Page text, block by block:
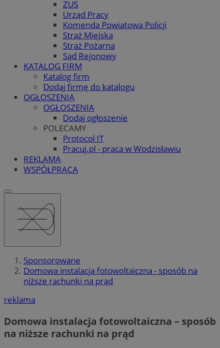
ZUS
Urząd Pracy
Komenda Powiatowa Policji
Straż Miejska
Straż Pożarna
Sąd Rejonowy
KATALOG FIRM
Katalog firm
Dodaj firmę do katalogu
OGŁOSZENIA
OGŁOSZENIA
Dodaj ogłoszenie
POLECAMY
Protocol IT
Pracuj.pl - praca w Wodzisławiu
REKLAMA
WSPÓŁPRACA
Sponsorowane
Domowa instalacja fotowoltaiczna - sposób na
niższe rachunki na prąd
reklama
Domowa instalacja fotowoltaiczna – sposób
na niższe rachunki na prąd